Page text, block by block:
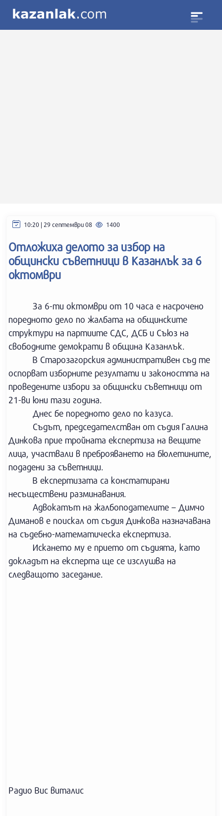
10:20 | 29 септември 08 1400
Отложиха делото за избор на
общински съветници в Казанлък за 6
октомври
За 6-ти октомври от 10 часа е насрочено
поредното дело по жалбата на общинските
структури на партиите СДС, ДСБ и Съюз на
свободните демократи в община Казанлък.
В Старозагорския административен съд те
оспорват изборните резултати и закоността на
проведените избори за общински съветници от
21-ви юни тази година.
Днес бе поредното дело по казуса.
Съдът, председателстван от съдия Галина
Динкова прие тройната експертиза на вещите
лица, участвали в преброяването на бюлетините,
подадени за съветници.
В експертизата са констатирани
несъществени разминавания.
Адвокатът на жалбоподателите – Димчо
Диманов е поискал от съдия Динкова назначавана
на съдебно-математическа експертиза.
Искането му е прието от съдията, като
докладът на експерта ще се изслушва на
следващото заседание.
Радио Вис виталис